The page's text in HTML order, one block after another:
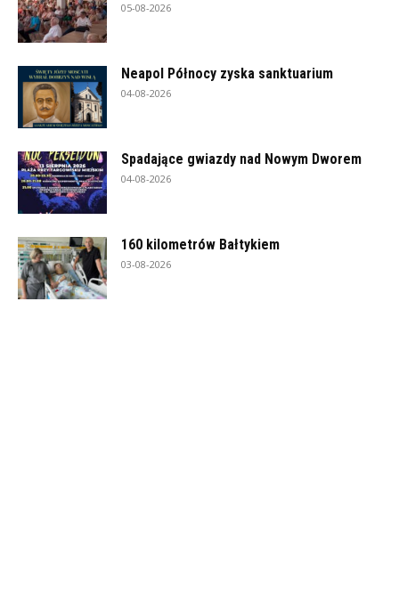
05-08-2026
Neapol Północy zyska sanktuarium
04-08-2026
Spadające gwiazdy nad Nowym Dworem
04-08-2026
160 kilometrów Bałtykiem
03-08-2026